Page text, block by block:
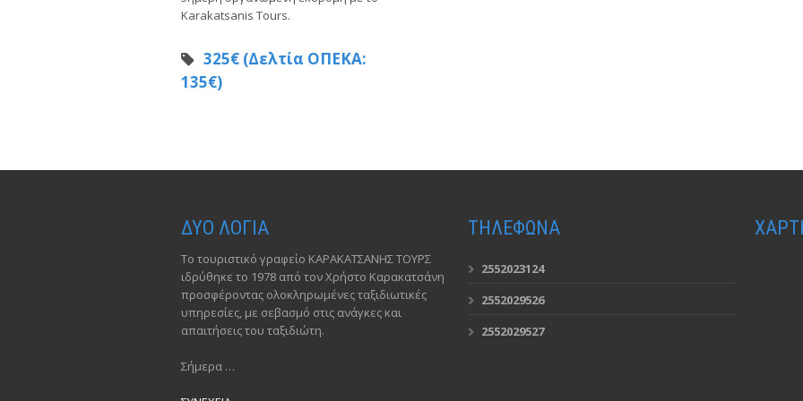
Karakatsanis Tours.
325€ (Δελτία ΟΠΕΚΑ:
135€)
ΔΥΟ ΛΟΓΙΑ
Το τουριστικό γραφείο ΚΑΡΑΚΑΤΣΑΝΗΣ ΤΟΥΡΣ
ιδρύθηκε το 1978 από τον Χρήστο Καρακατσάνη
προσφέροντας ολοκληρωμένες ταξιδιωτικές
υπηρεσίες, με σεβασμό στις ανάγκες και
απαιτήσεις του ταξιδιώτη.
Σήμερα …
ΤΗΛΕΦΩΝΑ
2552023124
2552029526
2552029527